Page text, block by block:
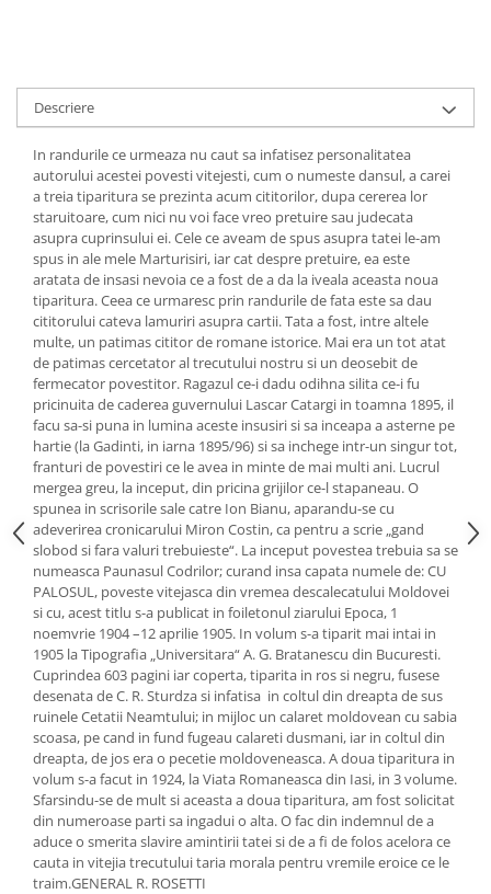
Descriere
In randurile ce urmeaza nu caut sa infatisez personalitatea
autorului acestei povesti vitejesti, cum o numeste dansul, a carei
a treia tiparitura se prezinta acum cititorilor, dupa cererea lor
staruitoare, cum nici nu voi face vreo pretuire sau judecata
asupra cuprinsului ei. Cele ce aveam de spus asupra tatei le-am
spus in ale mele Marturisiri, iar cat despre pretuire, ea este
aratata de insasi nevoia ce a fost de a da la iveala aceasta noua
tiparitura. Ceea ce urmaresc prin randurile de fata este sa dau
cititorului cateva lamuriri asupra cartii. Tata a fost, intre altele
multe, un patimas cititor de romane istorice. Mai era un tot atat
de patimas cercetator al trecutului nostru si un deosebit de
fermecator povestitor. Ragazul ce-i dadu odihna silita ce-i fu
pricinuita de caderea guvernului Lascar Catargi in toamna 1895, il
facu sa-si puna in lumina aceste insusiri si sa inceapa a asterne pe
hartie (la Gadinti, in iarna 1895/96) si sa inchege intr-un singur tot,
franturi de povestiri ce le avea in minte de mai multi ani. Lucrul
mergea greu, la inceput, din pricina grijilor ce-l stapaneau. O
spunea in scrisorile sale catre Ion Bianu, aparandu-se cu
adeverirea cronicarului Miron Costin, ca pentru a scrie „gand
slobod si fara valuri trebuieste“. La inceput povestea trebuia sa se
numeasca Paunasul Codrilor; curand insa capata numele de: CU
PALOSUL, poveste vitejasca din vremea descalecatului Moldovei
si cu, acest titlu s-a publicat in foiletonul ziarului Epoca, 1
noemvrie 1904 –12 aprilie 1905. In volum s-a tiparit mai intai in
1905 la Tipografia „Universitara“ A. G. Bratanescu din Bucuresti.
Cuprindea 603 pagini iar coperta, tiparita in ros si negru, fusese
desenata de C. R. Sturdza si infatisa in coltul din dreapta de sus
ruinele Cetatii Neamtului; in mijloc un calaret moldovean cu sabia
scoasa, pe cand in fund fugeau calareti dusmani, iar in coltul din
dreapta, de jos era o pecetie moldoveneasca. A doua tiparitura in
volum s-a facut in 1924, la Viata Romaneasca din Iasi, in 3 volume.
Sfarsindu-se de mult si aceasta a doua tiparitura, am fost solicitat
din numeroase parti sa ingadui o alta. O fac din indemnul de a
aduce o smerita slavire amintirii tatei si de a fi de folos acelora ce
cauta in vitejia trecutului taria morala pentru vremile eroice ce le
traim.GENERAL R. ROSETTI